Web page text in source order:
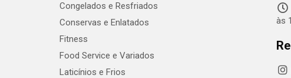
Congelados e Resfriados
Conservas e Enlatados
Fitness
Food Service e Variados
Laticínios e Frios
às